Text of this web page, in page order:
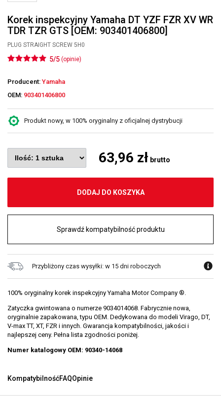
Korek inspekcyjny Yamaha DT YZF FZR XV WR
TDR TZR GTS [OEM: 903401406800]
PLUG STRAIGHT SCREW 5H0
5/5 (opinie)
Producent: Yamaha
OEM: 903401406800
Produkt nowy, w 100% oryginalny z oficjalnej dystrybucji
63,96 zł brutto
DODAJ DO KOSZYKA
Sprawdź kompatybilność produktu
Przybliżony czas wysyłki: w 15 dni roboczych
100% oryginalny korek inspekcyjny Yamaha Motor Company ®.
Zatyczka gwintowana o numerze 9034014068. Fabrycznie nowa,
oryginalnie zapakowana, typu OEM. Dedykowana do modeli Virago, DT,
V-max TT, XT, FZR i innych. Gwarancja kompatybilności, jakości i
najlepszej ceny. Pełna lista zgodności poniżej.
Numer katalogowy OEM: 90340-14068
KompatybilnośćFAQOpinie